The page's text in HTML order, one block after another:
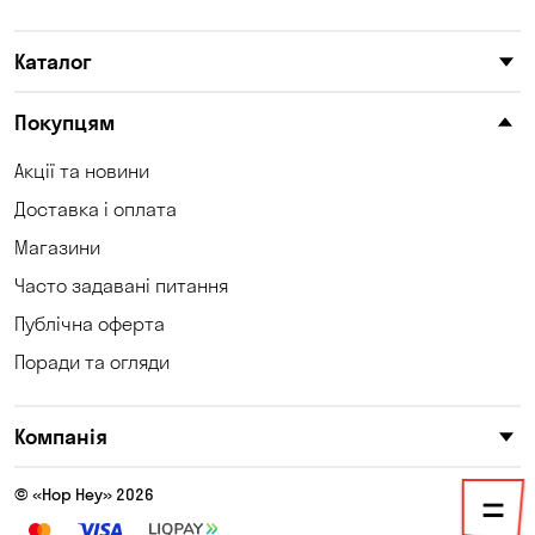
Корсунці
Коцюбинське
Кривий Ріг
Кропивницький
Каталог
Покупцям
Акції та новини
Доставка і оплата
Магазини
Часто задавані питання
Публічна оферта
Поради та огляди
Компанія
© «Hop Hey» 2026